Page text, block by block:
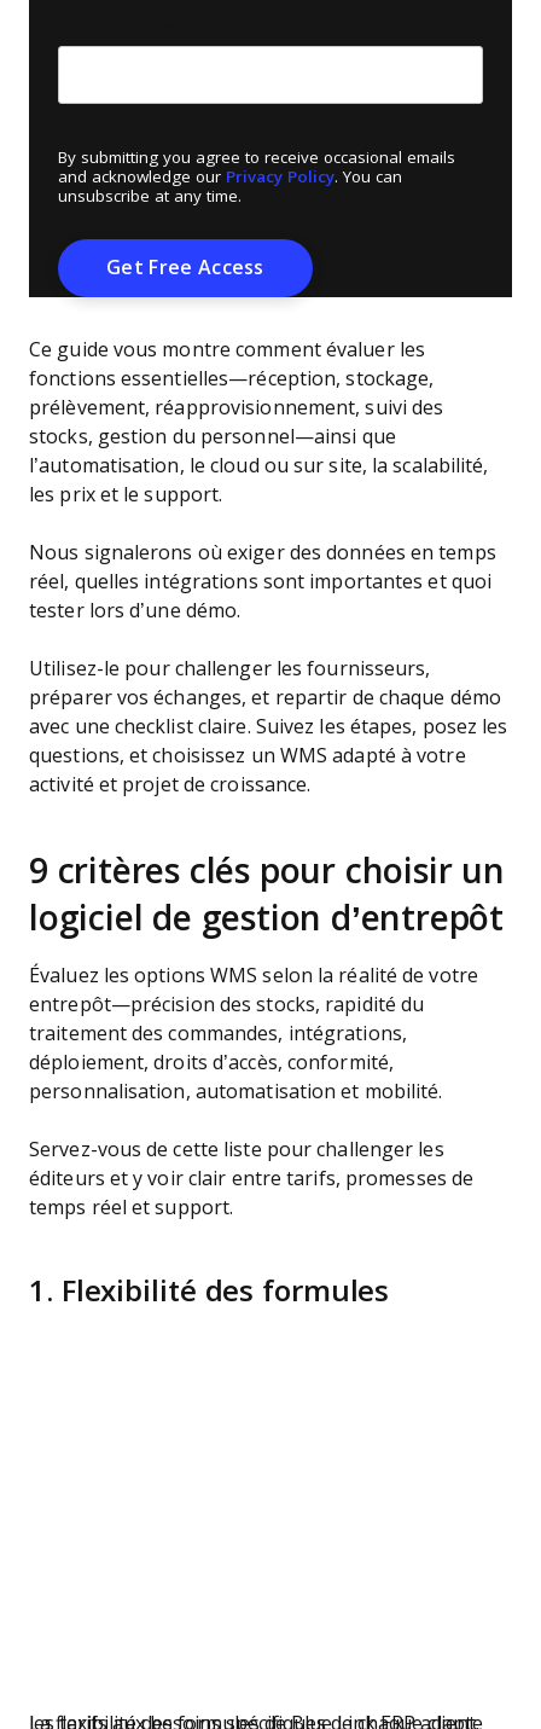
By submitting you agree to receive occasional emails
and acknowledge our Privacy Policy. You can
unsubscribe at any time.
Ce guide vous montre comment évaluer les
fonctions essentielles—réception, stockage,
prélèvement, réapprovisionnement, suivi des
stocks, gestion du personnel—ainsi que
l’automatisation, le cloud ou sur site, la scalabilité,
les prix et le support.
Nous signalerons où exiger des données en temps
réel, quelles intégrations sont importantes et quoi
tester lors d’une démo.
Utilisez-le pour challenger les fournisseurs,
préparer vos échanges, et repartir de chaque démo
avec une checklist claire. Suivez les étapes, posez les
questions, et choisissez un WMS adapté à votre
activité et projet de croissance.
9 critères clés pour choisir un
logiciel de gestion d’entrepôt
Évaluez les options WMS selon la réalité de votre
entrepôt—précision des stocks, rapidité du
traitement des commandes, intégrations,
déploiement, droits d’accès, conformité,
personnalisation, automatisation et mobilité.
Servez-vous de cette liste pour challenger les
éditeurs et y voir clair entre tarifs, promesses de
temps réel et support.
1. Flexibilité des formules
La flexibilité des formules de Blue Link ERP adapte les tarifs aux besoins spécifiques de chaque client.